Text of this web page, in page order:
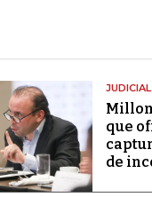
JUDICIAL
que
de